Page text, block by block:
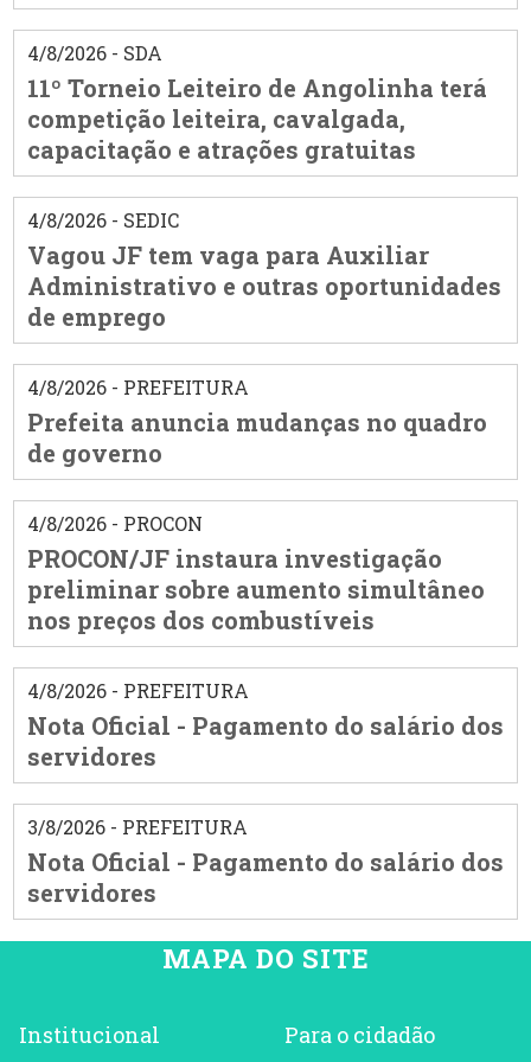
4/8/2026 - SDA
11º Torneio Leiteiro de Angolinha terá
competição leiteira, cavalgada,
capacitação e atrações gratuitas
4/8/2026 - SEDIC
Vagou JF tem vaga para Auxiliar
Administrativo e outras oportunidades
de emprego
4/8/2026 - PREFEITURA
Prefeita anuncia mudanças no quadro
de governo
4/8/2026 - PROCON
PROCON/JF instaura investigação
preliminar sobre aumento simultâneo
nos preços dos combustíveis
4/8/2026 - PREFEITURA
Nota Oficial - Pagamento do salário dos
servidores
3/8/2026 - PREFEITURA
Nota Oficial - Pagamento do salário dos
servidores
MAPA DO SITE
Institucional Para o cidadão